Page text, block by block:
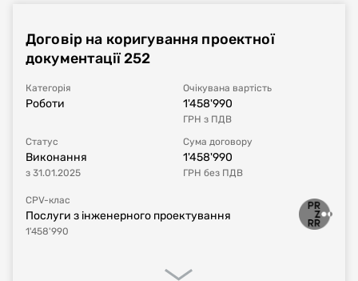
Договір на коригування проектної
документації 252
Категорія
Роботи
Очікувана вартість
1'458'990
ГРН з ПДВ
Статус
Виконання
з 31.01.2025
Сума договору
1'458'990
ГРН без ПДВ
CPV-клас
Послуги з інженерного проектування
1'458'990